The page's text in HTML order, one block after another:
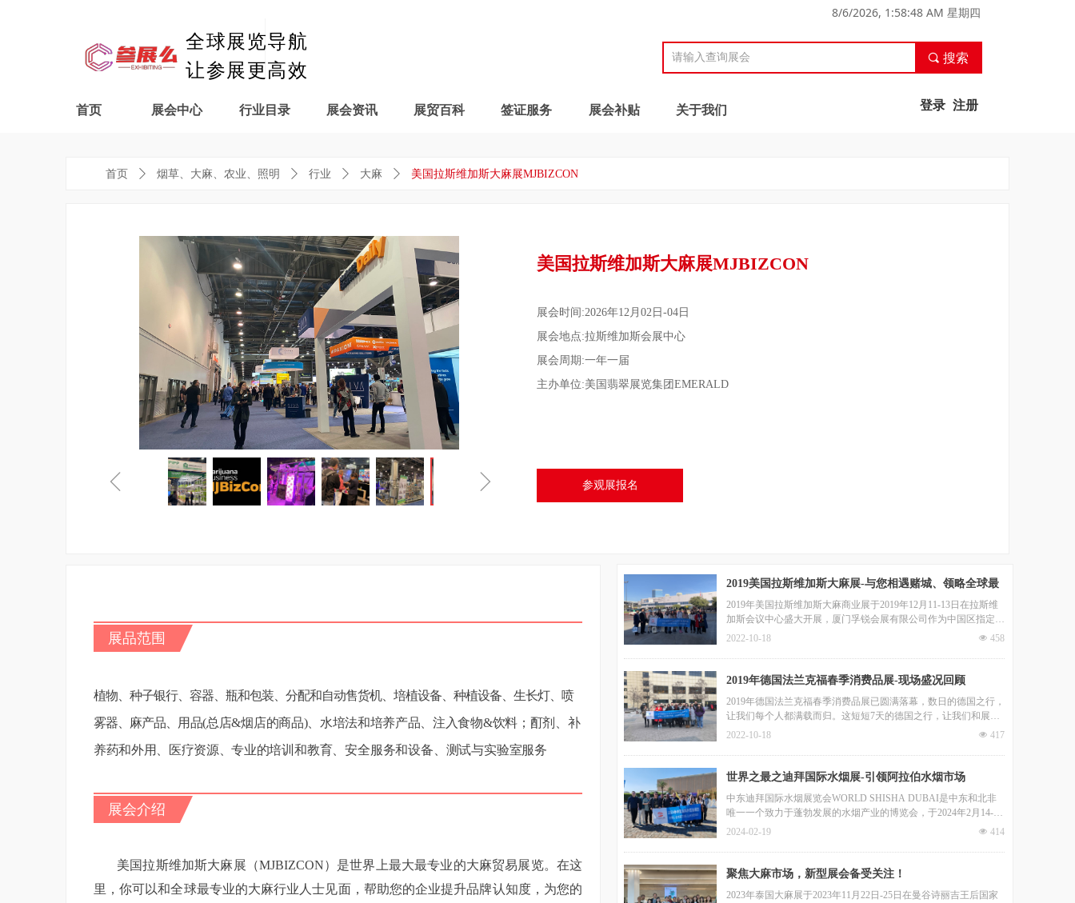
끠 搜索
8/6/2026, 1:58:49 AM 星期四
全球展览导航
让参展更高效
登录 注册
首页 展会中心 行业目录 展会资讯 展贸百科 签证服务 展会补贴 关于我们
美国拉斯维加斯大麻展MJBIZCON
ꁆ ꁇ
展会时间:2026年12月02日-04日
展会地点:拉斯维加斯会展中心
展会周期:一年一届
主办单位:美国翡翠展览集团EMERALD
参观展报名
首页 ꄲ 烟草、大麻、农业、照明 ꄲ 行业 ꄲ 大麻 ꄲ 美国拉斯维加斯大麻展MJBIZCON
2019美国拉斯维加斯大麻展-与您相遇赌城、领略全球最
大大麻展
2019年美国拉斯维加斯大麻商业展于2019年12月11-13日在拉斯维
加斯会议中心盛大开展，厦门孚锐会展有限公司作为中国区指定代
理，与国内知名企业一同前往展会现场。
넶 458
2022-10-18
2019年德国法兰克福春季消费品展-现场盛况回顾
2019年德国法兰克福春季消费品展已圆满落幕，数日的德国之行，
让我们每个人都满载而归。这短短7天的德国之行，让我们和展商
朋友们建立了深厚的友谊，相处非常愉快，回想起来就像发生在昨
넶 417
2022-10-18
世界之最之迪拜国际水烟展-引领阿拉伯水烟市场
中东迪拜国际水烟展览会WORLD SHISHA DUBAI是中东和北非
唯一一个致力于蓬勃发展的水烟产业的博览会，于2024年2月14-15
日在迪拜美丽的节假日城盛大开幕，现场展会热闹非凡，迎接了中
넶 414
2024-02-19
聚焦大麻市场，新型展会备受关注！
2023年泰国大麻展于2023年11月22日-25日在曼谷诗丽吉王后国家
展品范围
植物、种子银行、容器、瓶和包装、分配和自动售货机、培植设备、种植设备、生长灯、喷
雾器、麻产品、
用品(总店&烟店的商品)、水培法和培养产品、注入食物&饮料；酊剂、补
养药和外用、医疗资源、专业的培训和教育、安全服务和设备、测试与实验室服务
展会介绍
美国拉斯维加斯大麻展（MJBIZCON）是世界上最大最专业的大麻贸易展览。在这
里，你可以和全球最专业的大麻行业人士见面，帮助您的企业提升品牌认知度，为您的